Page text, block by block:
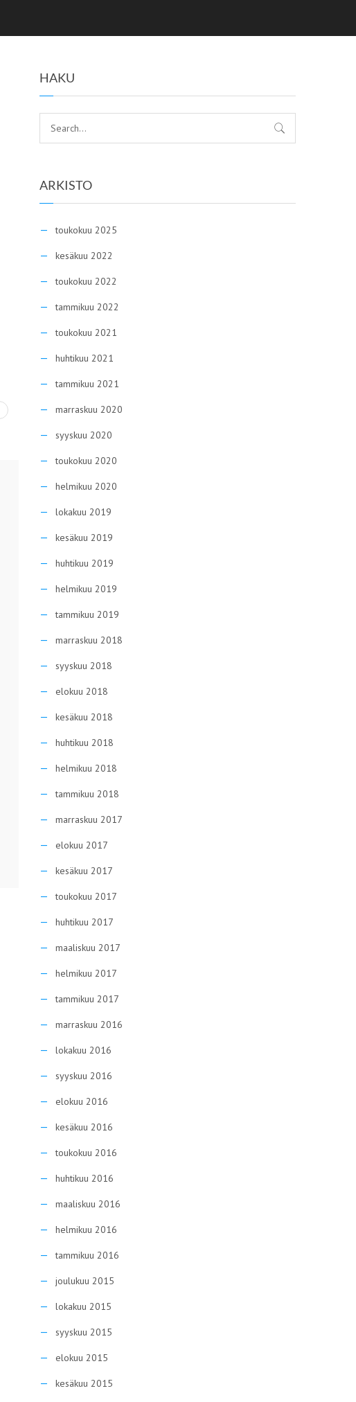
HAKU
ARKISTO
toukokuu 2025
kesäkuu 2022
toukokuu 2022
tammikuu 2022
toukokuu 2021
huhtikuu 2021
tammikuu 2021
marraskuu 2020
syyskuu 2020
toukokuu 2020
helmikuu 2020
lokakuu 2019
kesäkuu 2019
huhtikuu 2019
helmikuu 2019
tammikuu 2019
marraskuu 2018
syyskuu 2018
elokuu 2018
kesäkuu 2018
huhtikuu 2018
helmikuu 2018
tammikuu 2018
marraskuu 2017
elokuu 2017
kesäkuu 2017
toukokuu 2017
huhtikuu 2017
maaliskuu 2017
helmikuu 2017
tammikuu 2017
marraskuu 2016
lokakuu 2016
syyskuu 2016
elokuu 2016
kesäkuu 2016
toukokuu 2016
huhtikuu 2016
maaliskuu 2016
helmikuu 2016
tammikuu 2016
joulukuu 2015
lokakuu 2015
syyskuu 2015
elokuu 2015
kesäkuu 2015